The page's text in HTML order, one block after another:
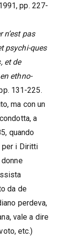
pp. 227-
n’est pas
psychi-ques
et de
ethno-
131-225.
ma con un
a
quando
per i Diritti
da de
perdeva,
vale a dire
etc.)